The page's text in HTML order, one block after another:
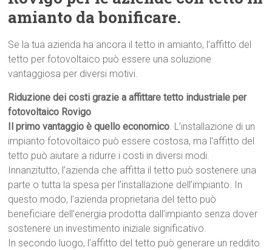
amianto da bonificare.
Se la tua azienda ha ancora il tetto in amianto, l’affitto del
tetto per fotovoltaico può essere una soluzione
vantaggiosa per diversi motivi.
Riduzione dei costi grazie a affittare tetto industriale per
fotovoltaico Rovigo
Il primo vantaggio è quello economico. L’installazione di un
impianto fotovoltaico può essere costosa, ma l’affitto del
tetto può aiutare a ridurre i costi in diversi modi.
Innanzitutto, l’azienda che affitta il tetto può sostenere una
parte o tutta la spesa per l’installazione dell’impianto. In
questo modo, l’azienda proprietaria del tetto può
beneficiare dell’energia prodotta dall’impianto senza dover
sostenere un investimento iniziale significativo.
In secondo luogo, l’affitto del tetto può generare un reddito